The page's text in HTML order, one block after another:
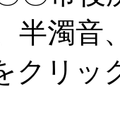
半濁音
クリッ